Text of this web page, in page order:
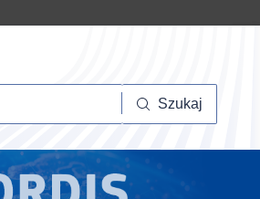
Szukaj